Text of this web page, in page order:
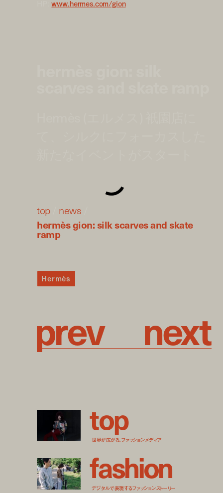
HP:www.hermes.com/gion
top/ news
hermès gion: silk scarves and skate
ramp
Hermès
prev next
top
世界が広がる、ファッションメディア
fashion
デジタルで表現するファッションストーリー